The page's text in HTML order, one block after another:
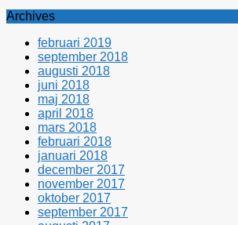
Archives
februari 2019
september 2018
augusti 2018
juni 2018
maj 2018
april 2018
mars 2018
februari 2018
januari 2018
december 2017
november 2017
oktober 2017
september 2017